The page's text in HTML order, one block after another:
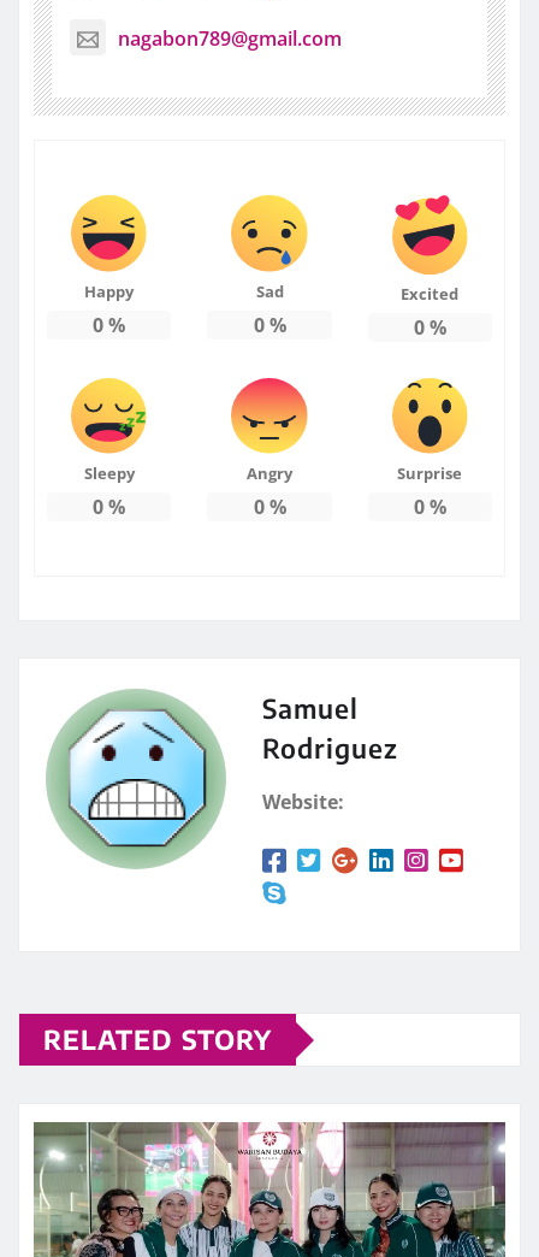
nagabon789@gmail.com
Happy
0%
Sad
0%
Excited
0%
Sleepy
0%
Angry
0%
Surprise
0%
Samuel
Rodriguez
Website:
RELATED STORY